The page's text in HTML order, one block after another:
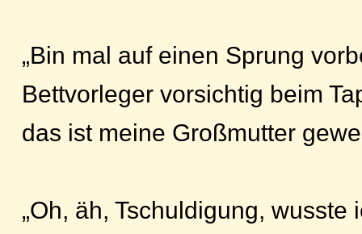
„Bin mal auf einen Sprung
Bettvorleger vorsichtig beim
das ist meine Großmutter
„Oh, äh, Tschuldigung, wusste